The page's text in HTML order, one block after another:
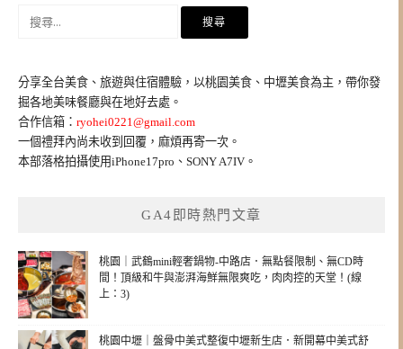
字:
分享全台美食、旅遊與住宿體驗，以桃園美食、中壢美食為主，帶你發
掘各地美味餐廳與在地好去處。
合作信箱： ryohei0221@gmail.com
一個禮拜內尚未收到回覆，麻煩再寄一次。
本部落格拍攝使用iPhone17pro、SONY A7IV。
GA4即時熱門文章
桃園｜武鶴mini輕奢鍋物-中路店．無點餐限制、無CD時
間！頂級和牛與澎湃海鮮無限爽吃，肉肉控的天堂！(線
上：3)
桃園中壢｜盤骨中美式整復中壢新生店．新開幕中美式舒